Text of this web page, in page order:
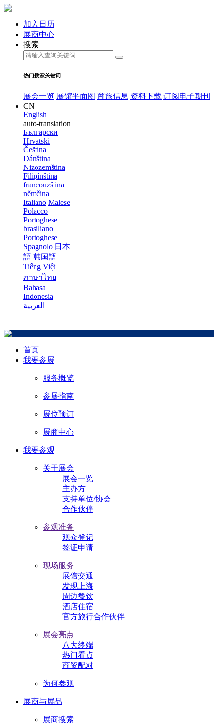
加入日历
展商中心
搜索
热门搜索关键词
展会一览 展馆平面图 商旅信息 资料下载 订阅电子期刊
CN
English
auto-translation
Български
Hrvatski
Čeština
Dánština
Nizozemština
Filipínština
francouzština
němčina
Italiano Malese
Polacco
Portoghese
brasiliano
Portoghese
Spagnolo 日本
語 韩国語
Tiếng Việt
ภาษาไทย
Bahasa
Indonesia
العربية
首页
我要参展
服务概览
参展指南
展位预订
展商中心
我要参观
关于展会
展会一览
主办方
支持单位/协会
合作伙伴
参观准备
观众登记
签证申请
现场服务
展馆交通
发现上海
周边餐饮
酒店住宿
官方旅行合作伙伴
展会亮点
八大终端
热门看点
商贸配对
为何参观
展商与展品
展商搜索